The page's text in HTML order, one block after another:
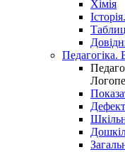
Хімія
Педагогіка.